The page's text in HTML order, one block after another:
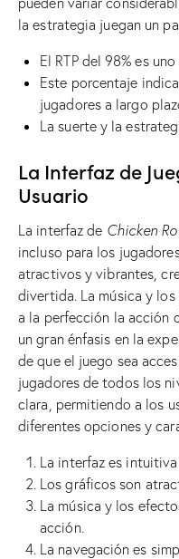
la estrategia juegan un
El RTP del 98% es
Este porcentaje
jugadores a largo
La suerte y la
La Interfaz de
Usuario
La interfaz de Chicken
incluso para los
atractivos y vibrantes,
divertida. La música y
a la perfección la acción
un gran énfasis en la
de que el juego sea
jugadores de todos los
clara, permitiendo a los
diferentes opciones y
La interfaz es
Los gráficos son
La música y los
acción.
La navegación es